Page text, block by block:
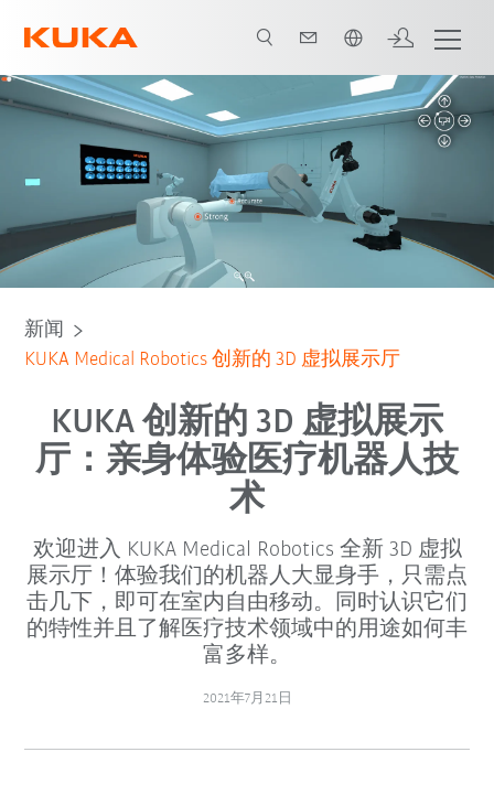
新闻
KUKA Medical Robotics 创新的 3D 虚拟展示厅
KUKA 创新的 3D 虚拟展示
厅：亲身体验医疗机器人技
术
欢迎进入 KUKA Medical Robotics 全新 3D 虚拟
展示厅！体验我们的机器人大显身手，只需点
击几下，即可在室内自由移动。同时认识它们
的特性并且了解医疗技术领域中的用途如何丰
富多样。
2021年7月21日